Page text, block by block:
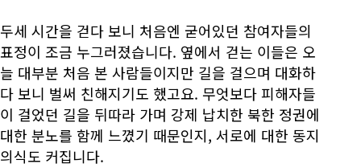
두세 시간을 걷다 보니 처음엔 굳어있던 참여자들의
표정이 조금 누그러졌습니다. 옆에서 걷는 이들은 오
늘 대부분 처음 본 사람들이지만 길을 걸으며 대화하
다 보니 벌써 친해지기도 했고요. 무엇보다 피해자들
이 걸었던 길을 뒤따라 가며 강제 납치한 북한 정권에
대한 분노를 함께 느꼈기 때문인지, 서로에 대한 동지
의식도 커집니다.